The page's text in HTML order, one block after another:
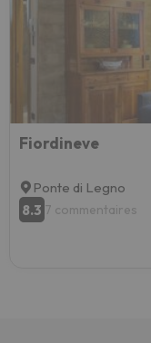
Fiordineve
Ponte di Legno
8.3 7 commentaires